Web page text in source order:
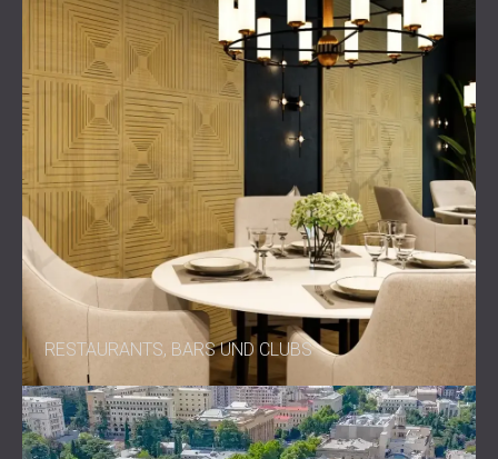
RESTAURANTS, BARS UND CLUBS